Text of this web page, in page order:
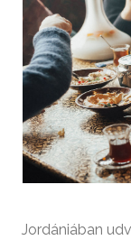
Jordániában